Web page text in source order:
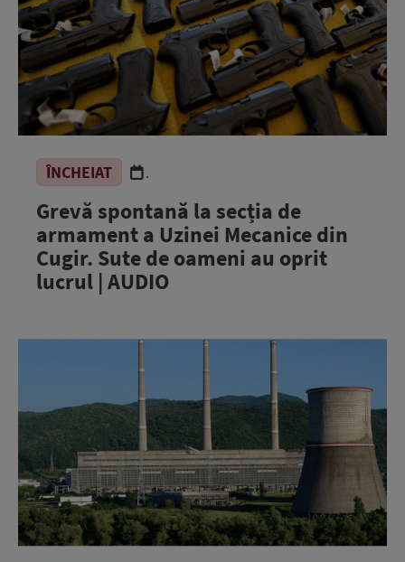
ÎNCHEIAT .
Grevă spontană la secția de
armament a Uzinei Mecanice din
Cugir. Sute de oameni au oprit
lucrul | AUDIO